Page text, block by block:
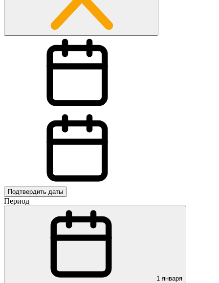
Подтвердить даты
Период
1 января